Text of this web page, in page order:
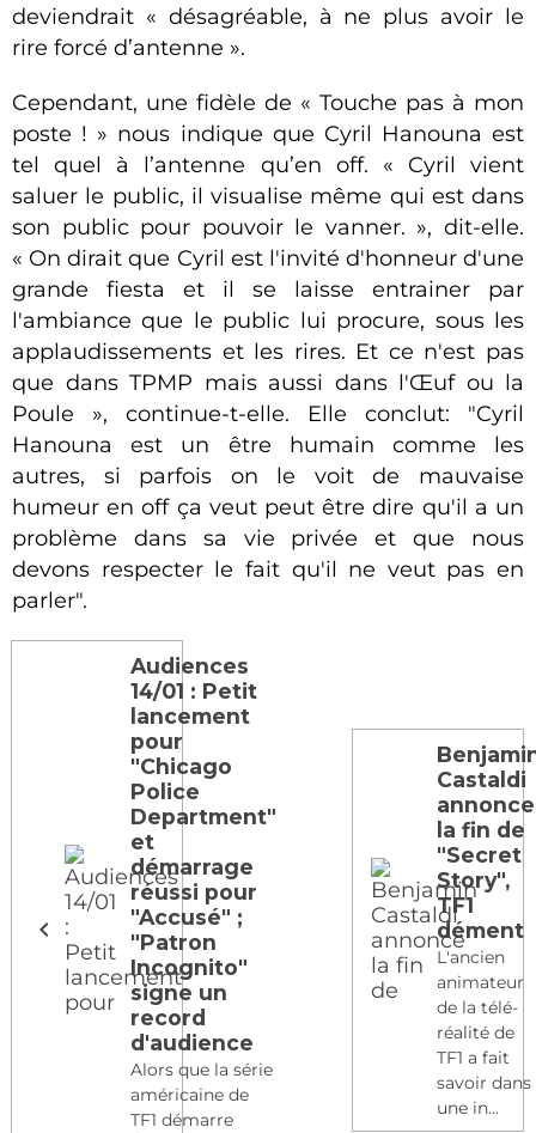
deviendrait « désagréable, à ne plus avoir le
rire forcé d’antenne ».
Cependant, une fidèle de « Touche pas à mon
poste ! » nous indique que Cyril Hanouna est
tel quel à l’antenne qu’en off. « Cyril vient
saluer le public, il visualise même qui est dans
son public pour pouvoir le vanner. », dit-elle.
« On dirait que Cyril est l'invité d'honneur d'une
grande fiesta et il se laisse entrainer par
l'ambiance que le public lui procure, sous les
applaudissements et les rires. Et ce n'est pas
que dans TPMP mais aussi dans l'Œuf ou la
Poule », continue-t-elle. Elle conclut: "Cyril
Hanouna est un être humain comme les
autres, si parfois on le voit de mauvaise
humeur en off ça veut peut être dire qu'il a un
problème dans sa vie privée et que nous
devons respecter le fait qu'il ne veut pas en
parler".
Audiences
14/01 : Petit
lancement
pour
"Chicago
Police
Department"
et
démarrage
réussi pour
"Accusé" ;
"Patron
Incognito"
signe un
record
d'audience
Alors que la série
américaine de
TF1 démarre
Castaldi
annonce
la fin de
"Secret
Story",
TF1
dément
L'ancien
animateur
de la télé-
réalité de
TF1 a fait
savoir dans
une in...